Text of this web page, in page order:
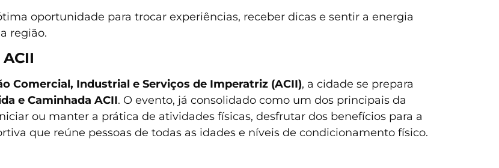
oportunidade para trocar experiências, receber dicas e sentir a energia
região.
Comercial, Industrial e Serviços de Imperatriz (ACII), a cidade se prepara
e Caminhada ACII. O evento, já consolidado como um dos principais da
ou manter a prática de atividades físicas, desfrutar dos benefícios para a
que reúne pessoas de todas as idades e níveis de condicionamento físico.